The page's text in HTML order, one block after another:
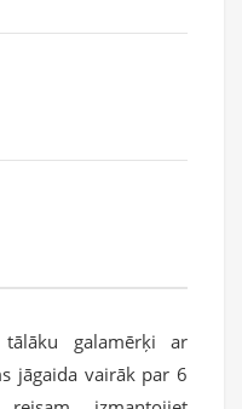
galamērķi ar
jāgaida vairāk par 6